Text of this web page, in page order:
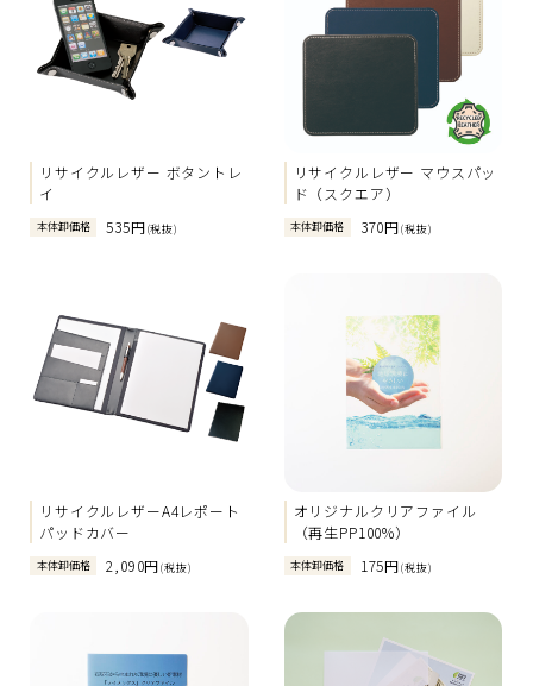
リサイクルレザー ボタントレ
イ
本体卸価格 535円(税抜)
リサイクルレザー マウスパッ
ド（スクエア）
本体卸価格 370円(税抜)
リサイクルレザーA4レポート
パッドカバー
本体卸価格 2,090円(税抜)
オリジナルクリアファイル
（再生PP100%）
本体卸価格 175円(税抜)